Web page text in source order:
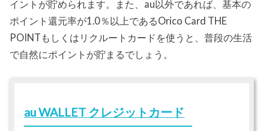
イントが貯められます。また、au以外であれば、基本の
ポイント還元率が1.0％以上であるOrico Card THE
POINTもしくはリクルートカードを使うと、普段の生活
で自然にポイントが貯まるでしょう。
au WALLET クレジットカード